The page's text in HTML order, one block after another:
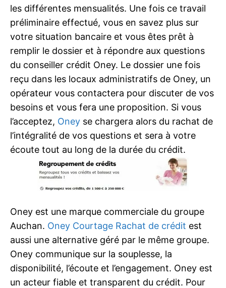
les différentes mensualités. Une fois ce travail
préliminaire effectué, vous en savez plus sur
votre situation bancaire et vous êtes prêt à
remplir le dossier et à répondre aux questions
du conseiller crédit Oney. Le dossier une fois
reçu dans les locaux administratifs de Oney, un
opérateur vous contactera pour discuter de vos
besoins et vous fera une proposition. Si vous
l’acceptez, Oney se chargera alors du rachat de
l’intégralité de vos questions et sera à votre
écoute tout au long de la durée du crédit.
Oney est une marque commerciale du groupe
Auchan. Oney Courtage Rachat de crédit est
aussi une alternative géré par le même groupe.
Oney communique sur la souplesse, la
disponibilité, l’écoute et l’engagement. Oney est
un acteur fiable et transparent du crédit. Pour